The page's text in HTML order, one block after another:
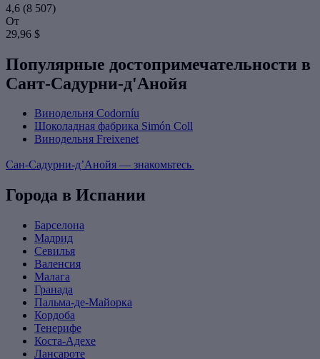
4,6 (8 507)
От
29,96 $
Популярные достопримечательности в
Сант-Садурни-д'Анойя
Винодельня Codorníu
Шоколадная фабрика Simón Coll
Винодельня Freixenet
Сан-Садурни-д’Анойя — знакомьтесь
Города в Испании
Барселона
Мадрид
Севилья
Валенсия
Малага
Гранада
Пальма-де-Майорка
Кордоба
Тенерифе
Коста-Адехе
Лансароте